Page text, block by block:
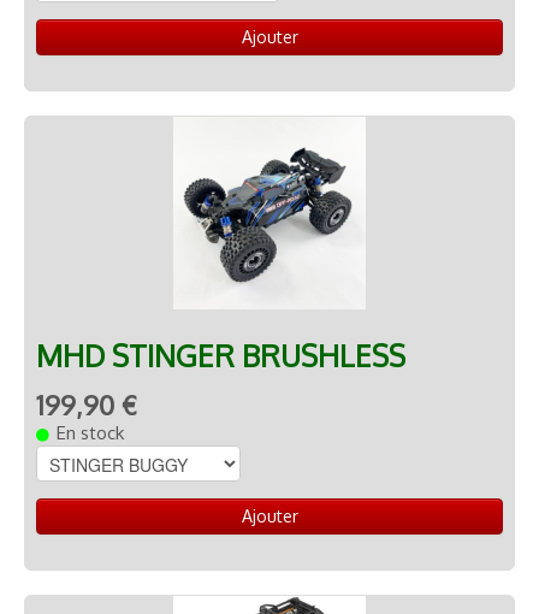
Ajouter
MHD STINGER BRUSHLESS
199,90 €
En stock
Ajouter